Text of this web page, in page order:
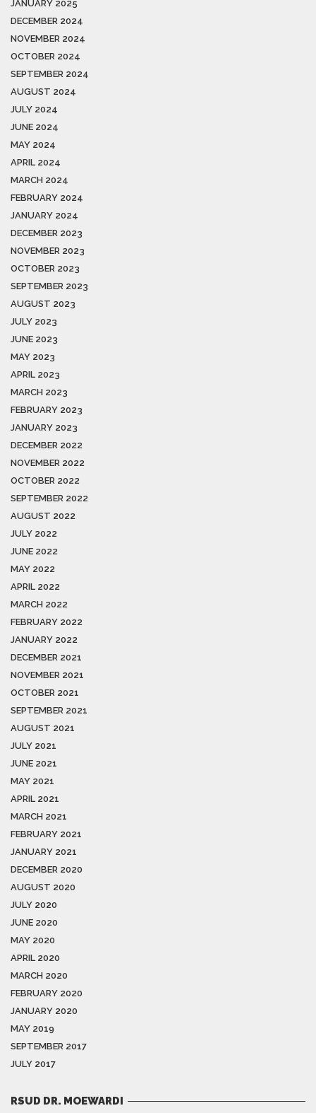
JANUARY 2025
DECEMBER 2024
NOVEMBER 2024
OCTOBER 2024
SEPTEMBER 2024
AUGUST 2024
JULY 2024
JUNE 2024
MAY 2024
APRIL 2024
MARCH 2024
FEBRUARY 2024
JANUARY 2024
DECEMBER 2023
NOVEMBER 2023
OCTOBER 2023
SEPTEMBER 2023
AUGUST 2023
JULY 2023
JUNE 2023
MAY 2023
APRIL 2023
MARCH 2023
FEBRUARY 2023
JANUARY 2023
DECEMBER 2022
NOVEMBER 2022
OCTOBER 2022
SEPTEMBER 2022
AUGUST 2022
JULY 2022
JUNE 2022
MAY 2022
APRIL 2022
MARCH 2022
FEBRUARY 2022
JANUARY 2022
DECEMBER 2021
NOVEMBER 2021
OCTOBER 2021
SEPTEMBER 2021
AUGUST 2021
JULY 2021
JUNE 2021
MAY 2021
APRIL 2021
MARCH 2021
FEBRUARY 2021
JANUARY 2021
DECEMBER 2020
AUGUST 2020
JULY 2020
JUNE 2020
MAY 2020
APRIL 2020
MARCH 2020
FEBRUARY 2020
JANUARY 2020
MAY 2019
SEPTEMBER 2017
JULY 2017
RSUD DR. MOEWARDI